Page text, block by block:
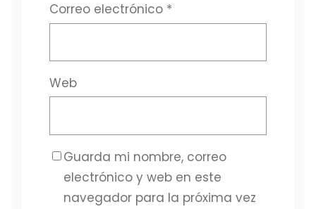
Correo electrónico *
Web
Guarda mi nombre, correo
electrónico y web en este
navegador para la próxima vez